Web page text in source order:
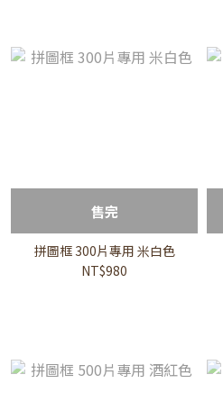
售完
拼圖框 300片專用 米白色
NT$980